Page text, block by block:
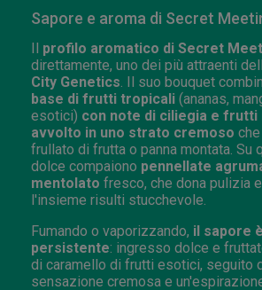
Sapore e aroma di Secret
Il profilo aromatico di Secret
direttamente, uno dei più attraenti
City Genetics . Il suo bouquet
base di frutti tropicali (ananas,
esotici) con note di ciliegia e
avvolto in uno strato cremoso
frullato di frutta o panna montata. Su
dolce compaiono pennellate
mentolato fresco, che dona pulizia
l'insieme risulti stucchevole.
Fumando o vaporizzando, il sapore
persistente: ingresso dolce e
di caramello di frutti esotici, seguito
sensazione cremosa e